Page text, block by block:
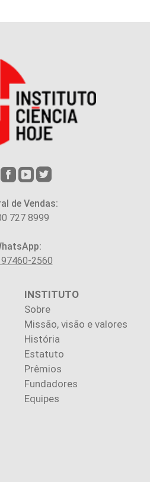
de Vendas:
727 8999
2560
INSTITUTO
Sobre
Missão, visão e valores
História
Estatuto
Prêmios
Fundadores
Equipes